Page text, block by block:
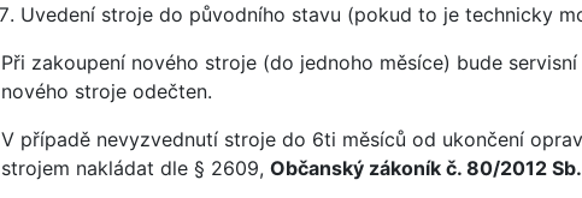
Uvedení stroje do původního stavu (pokud to je technicky
Při zakoupení nového stroje (do jednoho měsíce) bude
nového stroje odečten.
V případě nevyzvednutí stroje do 6ti měsíců od ukončení
strojem nakládat dle § 2609, Občanský zákoník č. 80/2012 Sb.